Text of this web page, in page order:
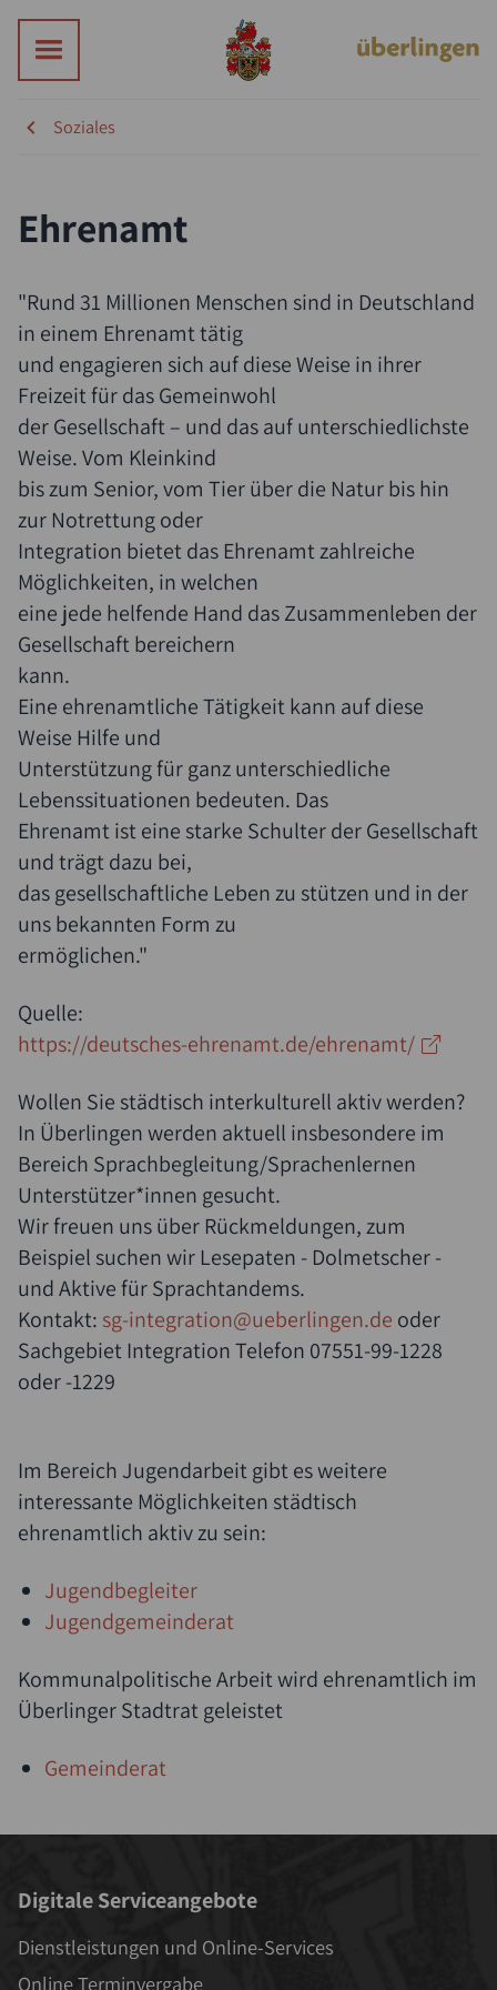
Soziales
Ehrenamt
"Rund 31 Millionen Menschen sind in Deutschland
in einem Ehrenamt tätig
und engagieren sich auf diese Weise in ihrer
Freizeit für das Gemeinwohl
der Gesellschaft – und das auf unterschiedlichste
Weise. Vom Kleinkind
bis zum Senior, vom Tier über die Natur bis hin
zur Notrettung oder
Integration bietet das Ehrenamt zahlreiche
Möglichkeiten, in welchen
eine jede helfende Hand das Zusammenleben der
Gesellschaft bereichern
kann.
Eine ehrenamtliche Tätigkeit kann auf diese
Weise Hilfe und
Unterstützung für ganz unterschiedliche
Lebenssituationen bedeuten. Das
Ehrenamt ist eine starke Schulter der Gesellschaft
und trägt dazu bei,
das gesellschaftliche Leben zu stützen und in der
uns bekannten Form zu
ermöglichen."
Quelle:
https://deutsches-ehrenamt.de/ehrenamt/
Wollen Sie städtisch interkulturell aktiv werden?
In Überlingen werden aktuell insbesondere im
Bereich Sprachbegleitung/Sprachenlernen
Unterstützer*innen gesucht.
Wir freuen uns über Rückmeldungen, zum
Beispiel suchen wir Lesepaten - Dolmetscher -
und Aktive für Sprachtandems.
Kontakt: sg-integration@ueberlingen.de oder
Sachgebiet Integration Telefon 07551-99-1228
oder -1229
Im Bereich Jugendarbeit gibt es weitere
interessante Möglichkeiten städtisch
ehrenamtlich aktiv zu sein:
Jugendbegleiter
Jugendgemeinderat
Kommunalpolitische Arbeit wird ehrenamtlich im
Überlinger Stadtrat geleistet
Gemeinderat
Digitale Serviceangebote
Dienstleistungen und Online-Services
Online Terminvergabe
Suche